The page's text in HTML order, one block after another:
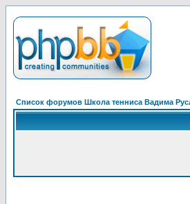
Список форумов Школа тенниса Вадима